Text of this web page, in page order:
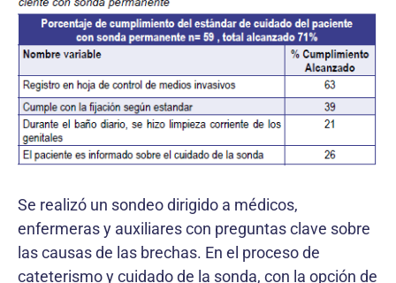
Se realizó un sondeo dirigido a médicos,
enfermeras y auxiliares con preguntas clave sobre
las causas de las brechas. En el proceso de
cateterismo y cuidado de la sonda, con la opción de